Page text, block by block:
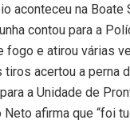
aconteceu na Boate
contou para a
fogo e atirou várias
tiros acertou a perna
a Unidade de
Neto afirma que “foi